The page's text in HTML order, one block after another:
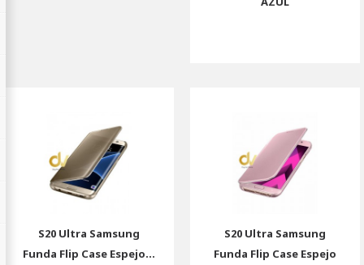
S20 Ultra Samsung
Funda Flip Case Espejo...
S20 Ultra Samsung
Funda Flip Case Espejo